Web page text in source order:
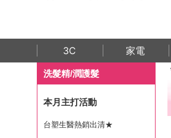
3C 家電
洗髮精/潤護髮
本月主打活動
台塑生醫熱銷出清★